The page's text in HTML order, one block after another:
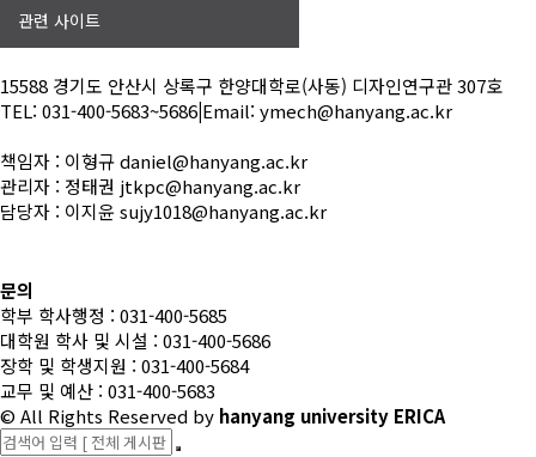
관련 사이트
15588 경기도 안산시 상록구 한양대학로(사동) 디자인연구관 307호
TEL: 031-400-5683~5686|Email: ymech@hanyang.ac.kr
책임자 : 이형규 daniel@hanyang.ac.kr
관리자 : 정태권 jtkpc@hanyang.ac.kr
담당자 : 이지윤 sujy1018@hanyang.ac.kr
문의
학부 학사행정 : 031-400-5685
대학원 학사 및 시설 : 031-400-5686
장학 및 학생지원 : 031-400-5684
교무 및 예산 : 031-400-5683
© All Rights Reserved by hanyang university ERICA